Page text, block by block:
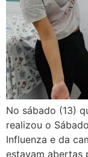
No sábado (13)
realizou o
Influenza e da
estavam abertas